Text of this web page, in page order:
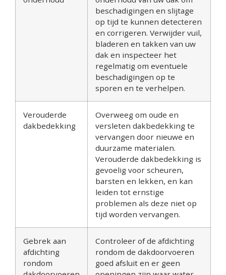
beschadigingen en slijtage
op tijd te kunnen detecteren
en corrigeren. Verwijder vuil,
bladeren en takken van uw
dak en inspecteer het
regelmatig om eventuele
beschadigingen op te
sporen en te verhelpen.
Verouderde
dakbedekking
Overweeg om oude en
versleten dakbedekking te
vervangen door nieuwe en
duurzame materialen.
Verouderde dakbedekking is
gevoelig voor scheuren,
barsten en lekken, en kan
leiden tot ernstige
problemen als deze niet op
tijd worden vervangen.
Gebrek aan
afdichting
rondom
Controleer of de afdichting
rondom de dakdoorvoeren
goed afsluit en er geen